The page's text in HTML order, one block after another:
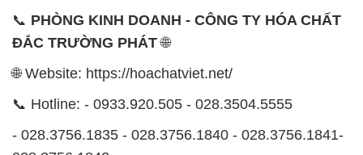
📞 PHÒNG KINH DOANH - CÔNG TY HÓA CHẤT
ĐẮC TRƯỜNG PHÁT🌐
🌐 Website: https://hoachatviet.net/
📞 Hotline: - 0933.920.505 - 028.3504.5555
- 028.3756.1835 - 028.3756.1840 - 028.3756.1841-